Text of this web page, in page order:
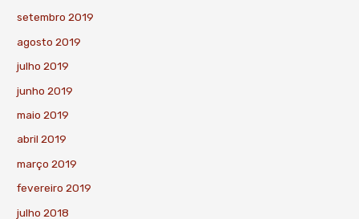
setembro 2019
agosto 2019
julho 2019
junho 2019
maio 2019
abril 2019
março 2019
fevereiro 2019
julho 2018